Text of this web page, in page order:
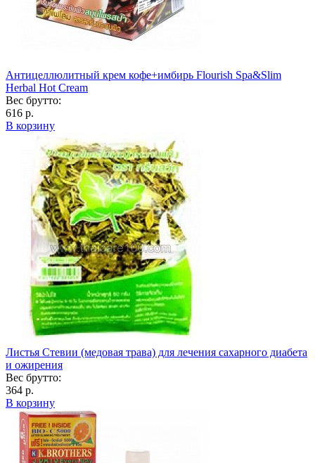
Антицеллюлитный крем кофе+имбирь Flourish Spa&Slim
Herbal Hot Cream
Вес брутто:
616 р.
В корзину
Листья Стевии (медовая трава) для лечения сахарного диабета
и ожирения
Вес брутто:
364 р.
В корзину